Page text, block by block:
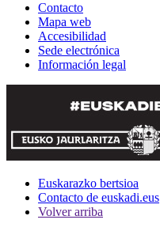
Contacto
Mapa web
Accesibilidad
Sede electrónica
Información legal
Euskarazko bertsioa
Contacto de euskadi.eus
Volver arriba